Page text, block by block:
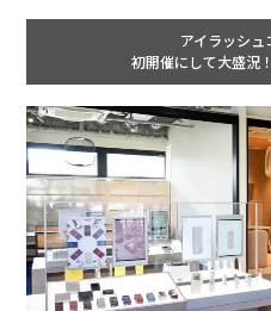
アイラッシュ
初開催にして大盛況